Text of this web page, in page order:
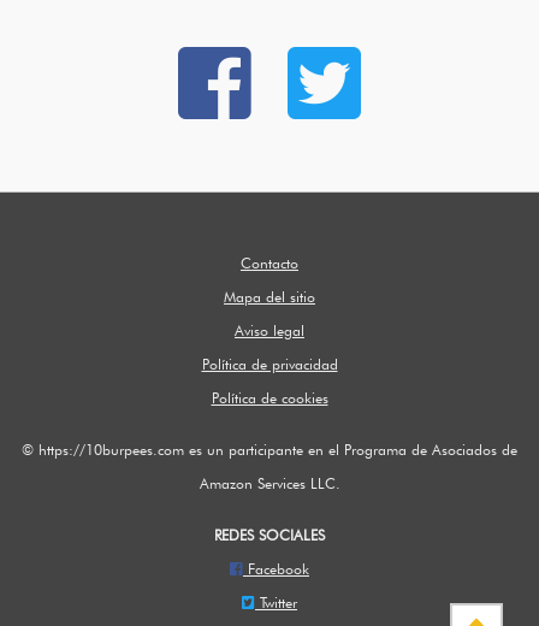
Contacto
Mapa del sitio
Aviso legal
Política de privacidad
Política de cookies
© https://10burpees.com es un participante en el Programa de Asociados de
Amazon Services LLC.
REDES SOCIALES
Facebook
Twitter